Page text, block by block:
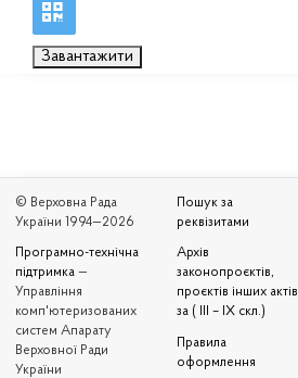
Завантажити
© Верховна Рада
України 1994—2026
Програмно-технічна
підтримка —
Управління
комп'ютеризованих
систем Апарату
Верховної Ради
України
Пошук за
реквізитами
Архів
законопроєктів,
проєктів інших актів
за ( III – IX скл.)
Правила
оформлення